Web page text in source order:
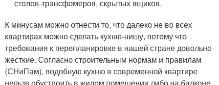
столов-трансфомеров, скрытых ящиков.
К минусам можно отнести то, что далеко не во всех
квартирах можно сделать кухню-нишу, потому что
требования к перепланировке в нашей стране довольно
жесткие. Согласно строительным нормам и правилам
(СНиПам), подобную кухню в современной квартире